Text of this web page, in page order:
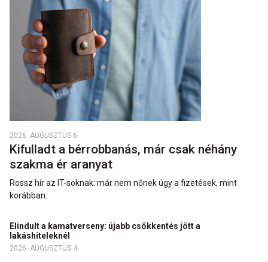
2026. AUGUSZTUS 6.
Kifulladt a bérrobbanás, már csak néhány
szakma ér aranyat
Rossz hír az IT-soknak: már nem nőnek úgy a fizetések, mint
korábban.
Elindult a kamatverseny: újabb csökkentés jött a
lakáshiteleknél
2026. AUGUSZTUS 4.